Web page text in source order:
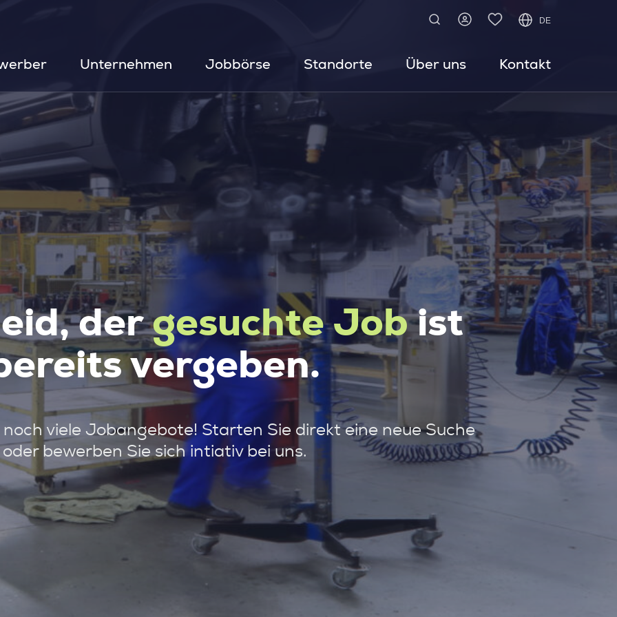
DE
Unternehmen Jobbörse Standorte Über uns Kontakt
dergesuchte Jobist
vergeben.
viele Jobangebote! Starten Sie direkt eine neue Suche
oder bewerben Sie sich intiativ bei uns.